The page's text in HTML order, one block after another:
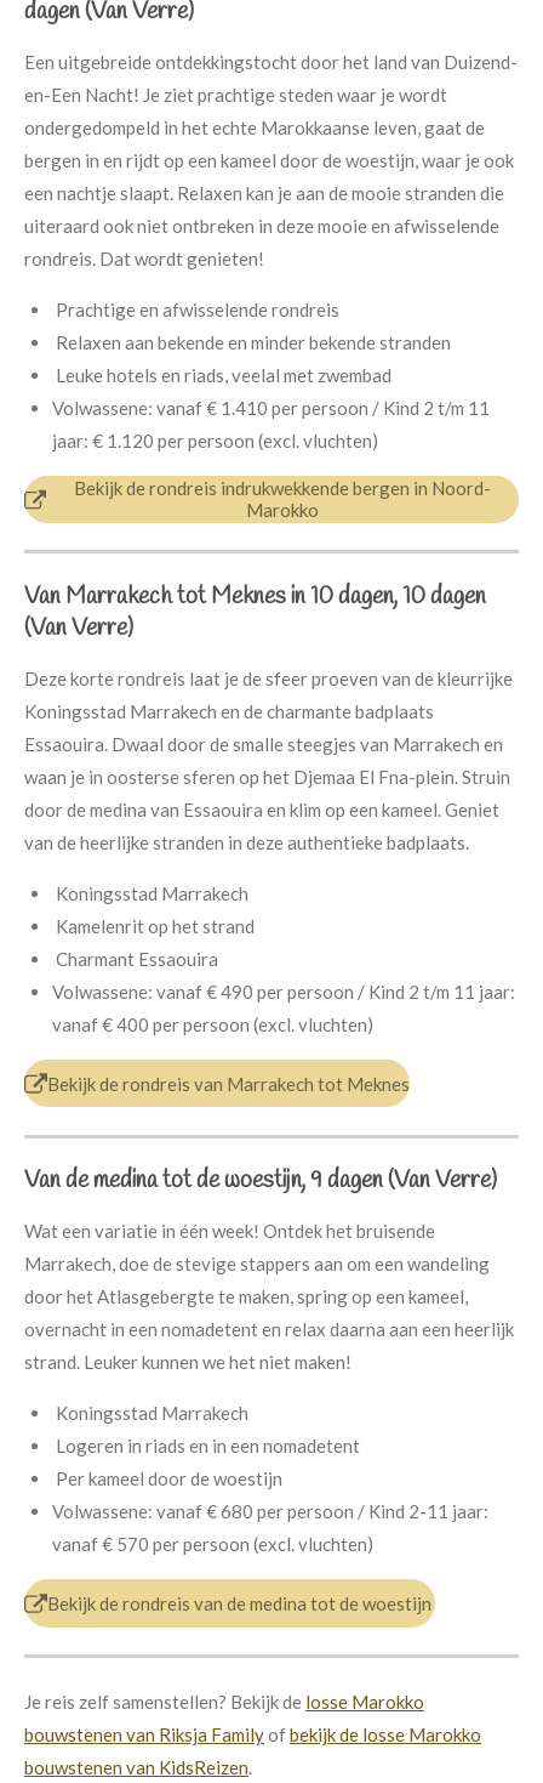
dagen (Van Verre)
Een uitgebreide ontdekkingstocht door het land van Duizend-
en-Een Nacht! Je ziet prachtige steden waar je wordt
ondergedompeld in het echte Marokkaanse leven, gaat de
bergen in en rijdt op een kameel door de woestijn, waar je ook
een nachtje slaapt. Relaxen kan je aan de mooie stranden die
uiteraard ook niet ontbreken in deze mooie en afwisselende
rondreis. Dat wordt genieten!
Prachtige en afwisselende rondreis
Relaxen aan bekende en minder bekende stranden
Leuke hotels en riads, veelal met zwembad
Volwassene: vanaf € 1.410 per persoon / Kind 2 t/m 11
jaar: € 1.120 per persoon (excl. vluchten)
Bekijk de rondreis indrukwekkende bergen in Noord-
Marokko
Van Marrakech tot Meknes in 10 dagen, 10 dagen
(Van Verre)
Deze korte rondreis laat je de sfeer proeven van de kleurrijke
Koningsstad Marrakech en de charmante badplaats
Essaouira. Dwaal door de smalle steegjes van Marrakech en
waan je in oosterse sferen op het Djemaa El Fna-plein. Struin
door de medina van Essaouira en klim op een kameel. Geniet
van de heerlijke stranden in deze authentieke badplaats.
Koningsstad Marrakech
Kamelenrit op het strand
Charmant Essaouira
Volwassene: vanaf € 490 per persoon / Kind 2 t/m 11 jaar:
vanaf € 400 per persoon (excl. vluchten)
Bekijk de rondreis van Marrakech tot Meknes
Van de medina tot de woestijn, 9 dagen (Van Verre)
Wat een variatie in één week! Ontdek het bruisende
Marrakech, doe de stevige stappers aan om een wandeling
door het Atlasgebergte te maken, spring op een kameel,
overnacht in een nomadetent en relax daarna aan een heerlijk
strand. Leuker kunnen we het niet maken!
Koningsstad Marrakech
Logeren in riads en in een nomadetent
Per kameel door de woestijn
Volwassene: vanaf € 680 per persoon / Kind 2-11 jaar:
vanaf € 570 per persoon (excl. vluchten)
Bekijk de rondreis van de medina tot de woestijn
Je reis zelf samenstellen? Bekijk de losse Marokko
bouwstenen van Riksja Familyofbekijk de losse Marokko
bouwstenen van KidsReizen.